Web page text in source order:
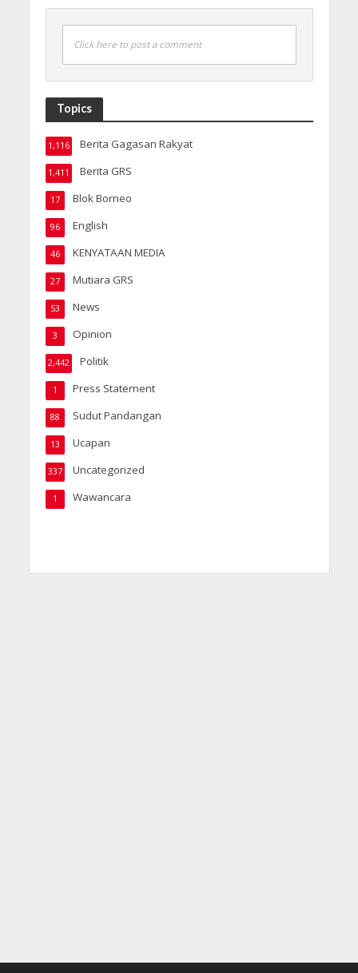
Click here to post a comment
Topics
Berita Gagasan Rakyat
1,116
Berita GRS
1,411
Blok Borneo
17
English
96
KENYATAAN MEDIA
46
Mutiara GRS
27
News
53
Opinion
3
Politik
2,442
Press Statement
1
Sudut Pandangan
88
Ucapan
13
Uncategorized
337
Wawancara
1